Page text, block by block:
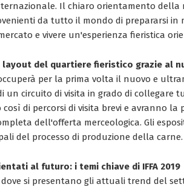
Il chiaro orientamento della
da tutto il mondo di prepararsi in
e vivere un'esperienza fieristica
del quartiere fieristico grazie al
occuperà per la prima volta il nuovo e
un circuito di visita in grado di collegare
di percorsi di visita brevi e avranno
dell'offerta merceologica. Gli
del processo di produzione della carne.
al futuro: i temi chiave di IFFA 2019
dove si presentano gli attuali trend del